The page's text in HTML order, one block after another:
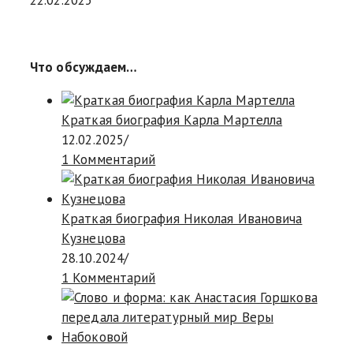
Что обсуждаем…
Краткая биография Карла Мартелла
12.02.2025/
1 Комментарий
Краткая биография Николая Ивановича
Кузнецова
28.10.2024/
1 Комментарий